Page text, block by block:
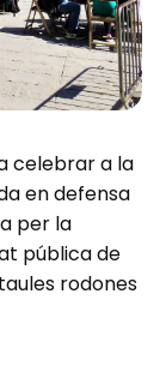
celebrar a la
en defensa
per la
pública de
rodones